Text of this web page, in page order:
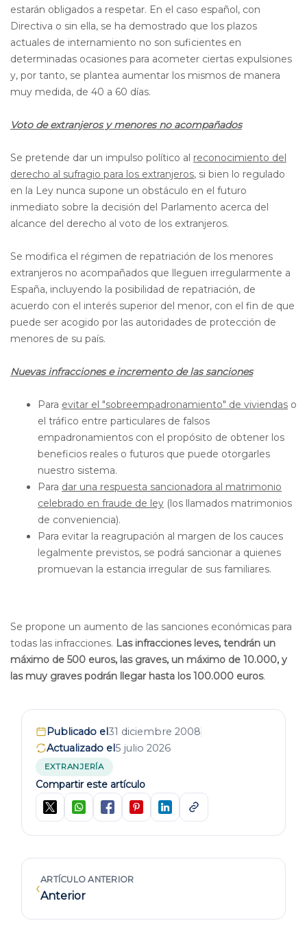
estarán obligados a respetar. En el caso español, con
Directiva o sin ella, se ha demostrado que los plazos
actuales de internamiento no son suficientes en
determinadas ocasiones para acometer ciertas expulsiones
y, por tanto, se plantea aumentar los mismos de manera
muy medida, de 40 a 60 días.
Voto de extranjeros y menores no acompañados
Se pretende dar un impulso político al reconocimiento del
derecho al sufragio para los extranjeros, si bien lo regulado
en la Ley nunca supone un obstáculo en el futuro
inmediato sobre la decisión del Parlamento acerca del
alcance del derecho al voto de los extranjeros.
Se modifica el régimen de repatriación de los menores
extranjeros no acompañados que lleguen irregularmente a
España, incluyendo la posibilidad de repatriación, de
acuerdo con el interés superior del menor, con el fin de que
puede ser acogido por las autoridades de protección de
menores de su país.
Nuevas infracciones e incremento de las sanciones
Para evitar el "sobreempadronamiento" de viviendas o
el tráfico entre particulares de falsos
empadronamientos con el propósito de obtener los
beneficios reales o futuros que puede otorgarles
nuestro sistema.
Para dar una respuesta sancionadora al matrimonio
celebrado en fraude de ley (los llamados matrimonios
de conveniencia).
Para evitar la reagrupación al margen de los cauces
legalmente previstos, se podrá sancionar a quienes
promuevan la estancia irregular de sus familiares.
Se propone un aumento de las sanciones económicas para
todas las infracciones. Las infracciones leves, tendrán un
máximo de 500 euros, las graves, un máximo de 10.000, y
las muy graves podrán llegar hasta los 100.000 euros.
Publicado el31 diciembre 2008
Actualizado el5 julio 2026
EXTRANJERÍA
Compartir este artículo
‹ARTÍCULO ANTERIOR
Anterior